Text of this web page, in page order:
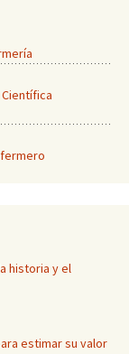
historia y el
estimar su valor